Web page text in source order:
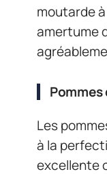
moutarde à
amertume
Les
à la
excellente